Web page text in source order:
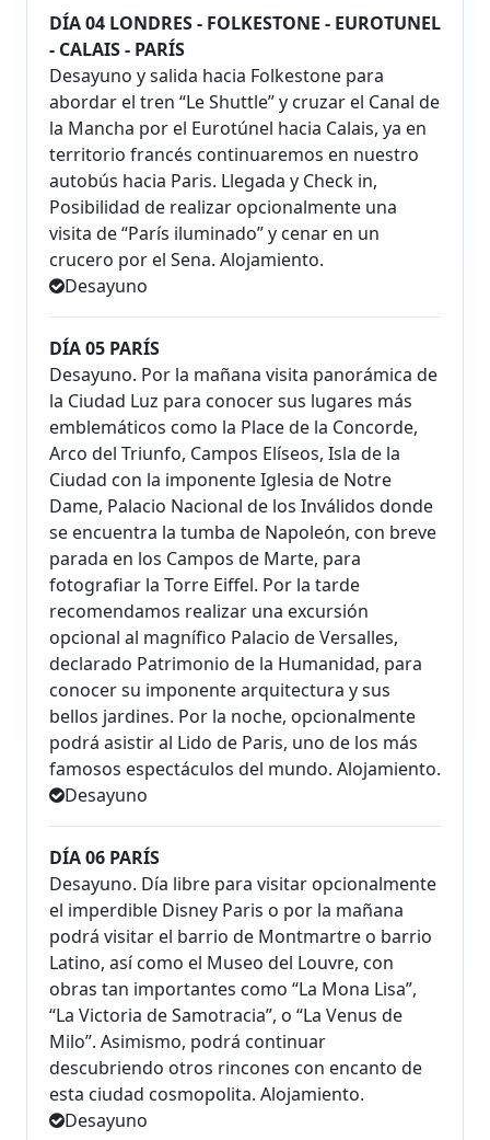
DÍA 04 LONDRES - FOLKESTONE - EUROTUNEL
- CALAIS - PARÍS
Desayuno y salida hacia Folkestone para
abordar el tren “Le Shuttle” y cruzar el Canal de
la Mancha por el Eurotúnel hacia Calais, ya en
territorio francés continuaremos en nuestro
autobús hacia Paris. Llegada y Check in,
Posibilidad de realizar opcionalmente una
visita de “París iluminado” y cenar en un
crucero por el Sena. Alojamiento.
Desayuno
DÍA 05 PARÍS
Desayuno. Por la mañana visita panorámica de
la Ciudad Luz para conocer sus lugares más
emblemáticos como la Place de la Concorde,
Arco del Triunfo, Campos Elíseos, Isla de la
Ciudad con la imponente Iglesia de Notre
Dame, Palacio Nacional de los Inválidos donde
se encuentra la tumba de Napoleón, con breve
parada en los Campos de Marte, para
fotografiar la Torre Eiffel. Por la tarde
recomendamos realizar una excursión
opcional al magnífico Palacio de Versalles,
declarado Patrimonio de la Humanidad, para
conocer su imponente arquitectura y sus
bellos jardines. Por la noche, opcionalmente
podrá asistir al Lido de Paris, uno de los más
famosos espectáculos del mundo. Alojamiento.
Desayuno
DÍA 06 PARÍS
Desayuno. Día libre para visitar opcionalmente
el imperdible Disney Paris o por la mañana
podrá visitar el barrio de Montmartre o barrio
Latino, así como el Museo del Louvre, con
obras tan importantes como “La Mona Lisa”,
“La Victoria de Samotracia”, o “La Venus de
Milo”. Asimismo, podrá continuar
descubriendo otros rincones con encanto de
esta ciudad cosmopolita. Alojamiento.
Desayuno